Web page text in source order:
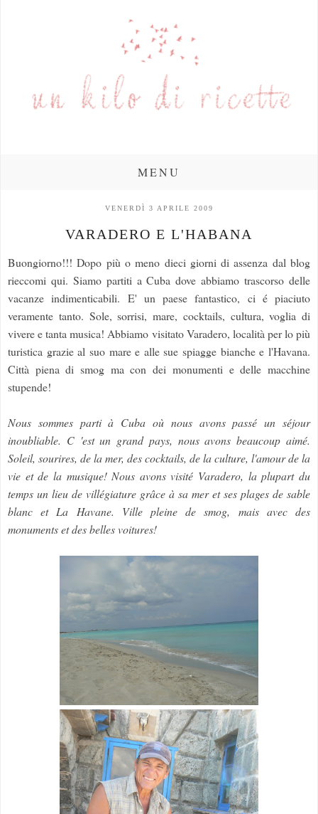
MENU
VENERDÌ 3 APRILE 2009
VARADERO E L'HABANA
Buongiorno!!! Dopo più o meno dieci giorni di assenza dal blog
rieccomi qui. Siamo partiti a Cuba dove abbiamo trascorso delle
vacanze indimenticabili. E' un paese fantastico, ci é piaciuto
veramente tanto. Sole, sorrisi, mare, cocktails, cultura, voglia di
vivere e tanta musica! Abbiamo visitato Varadero, località per lo più
turistica grazie al suo mare e alle sue spiagge bianche e l'Havana.
Città piena di smog ma con dei monumenti e delle macchine
stupende!
Nous sommes parti à Cuba où nous avons passé un séjour
inoubliable. C 'est un grand pays, nous avons beaucoup aimé.
Soleil, sourires, de la mer, des cocktails, de la culture, l'amour de la
vie et de la musique! Nous avons visité Varadero, la plupart du
temps un lieu de villégiature grâce à sa mer et ses plages de sable
blanc et La Havane. Ville pleine de smog, mais avec des
monuments et des belles voitures!